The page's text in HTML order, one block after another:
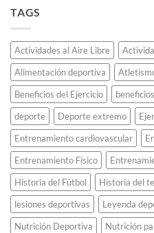
militar
y
murió.
a
la
élite
oro:
Cómo
y
en
2004.
TAGS
Actividades al Aire Libre
Alimentación deportiva
Beneficios del Ejercicio
deporte
Deporte extremo
Entrenamiento cardiovascular
Entrenamiento Físico
Historia del Fútbol
Historia del
lesiones deportivas
Leyenda
Nutrición Deportiva
Nutrición